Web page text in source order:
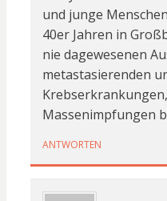
und junge
40er Jahren in
nie dagewesenen
metastasierenden
Massenimpfungen
ANTWORTEN